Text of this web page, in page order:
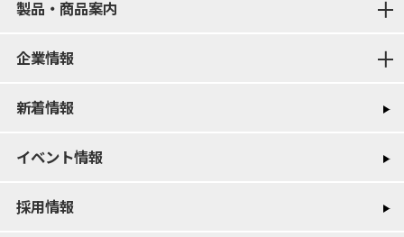
製品・商品案内
企業情報
新着情報
イベント情報
採用情報